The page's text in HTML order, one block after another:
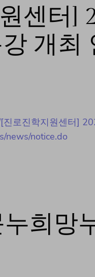
센터]
개최
로진학지원센터]
news/notice.do
희망